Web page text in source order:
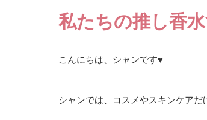
私たちの推し香水
こんにちは、シャンです♥
シャンでは、コスメやスキンケアだ